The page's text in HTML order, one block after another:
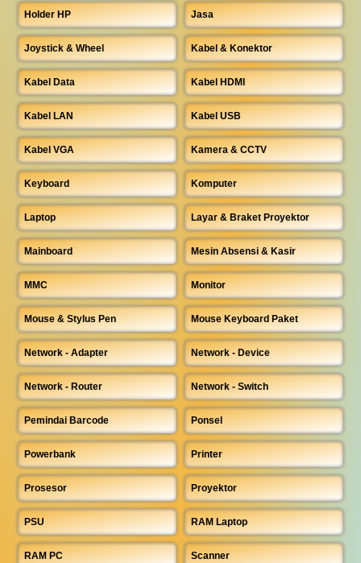
Holder HP Jasa
Joystick & Wheel Kabel & Konektor
Kabel Data Kabel HDMI
Kabel LAN Kabel USB
Kabel VGA Kamera & CCTV
Keyboard Komputer
Laptop Layar & Braket Proyektor
Mainboard Mesin Absensi & Kasir
MMC Monitor
Mouse & Stylus Pen Mouse Keyboard Paket
Network - Adapter Network - Device
Network - Router Network - Switch
Pemindai Barcode Ponsel
Powerbank Printer
Prosesor Proyektor
PSU RAM Laptop
RAM PC Scanner